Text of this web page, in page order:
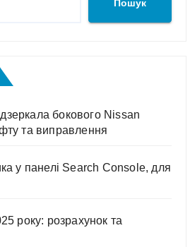
Пошук
бокового Nissan
та виправлення
у панелі Search Console, для
року: розрахунок та